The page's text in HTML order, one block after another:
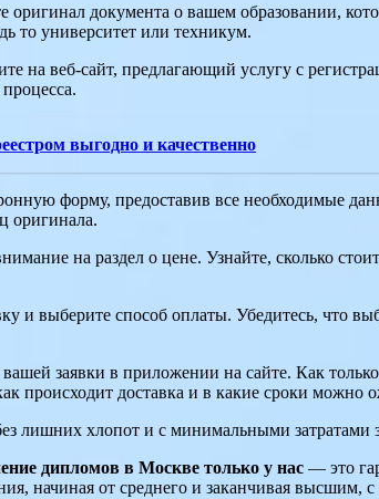
оригинал документа о вашем образовании,
то университет или техникум.
на веб-сайт, предлагающий услугу с
выгодно и качественно
форму, предоставив все необходимые
оригинала.
на раздел о цене. Узнайте, сколько
и выберите способ оплаты. Убедитесь, что
вашей заявки в приложении на сайте. Как
происходит доставка и в какие сроки можно
лишних хлопот и с минимальными затратами
дипломов в Москве только у нас — это
начиная от среднего и заканчивая